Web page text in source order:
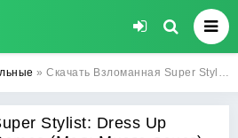
» Скачать Взломанная Super Stylist: Dress Up Games на Андроид (Много денег)
Stylist: Dress Up